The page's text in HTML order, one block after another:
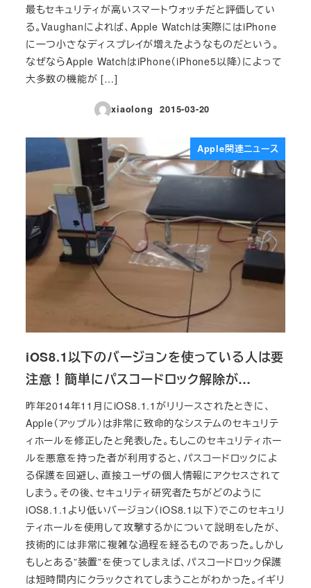
最もセキュリティが高いスマートウォッチだと評価してい
る。Vaughanによれば、Apple Watchは実際にはiPhone
に一つ小さなディスプレイが増えたようなものだという。
なぜならApple WatchはiPhone（iPhone5以降）によって
大多数の機能が […]
xiaolong
投稿日
2015-03-20
Apple関連ニュース
iOS8.1以下のバージョンを使っている人は要
注意！簡単にパスコードロック解除が…
昨年2014年11月にiOS8.1.1がリリースされたときに、
Apple（アップル）は非常に致命的なシステムのセキュリテ
ィホールを修正したと発表した。もしこのセキュリティホー
ルを悪意を持った者が利用すると、パスコードロックによ
る保護を回避し、直接ユーザの個人情報にアクセスされて
しまう。その後、セキュリティ研究者たちがどのように
iOS8.1.1より低いバージョン（iOS8.1以下）でこのセキュリ
ティホールを使用して攻撃するかについて説明をしたが、
技術的には非常に複雑な過程を経るものであった。しかし
もしとある”装置”を使ってしまえば、パスコードロック保護
は短時間内にクラックされてしまうことがわかった。イギリ